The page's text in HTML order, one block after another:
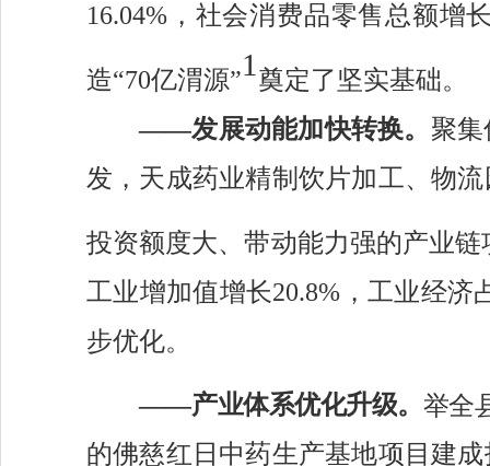
16.04%， 社会消费品零售总额增
造“70亿渭源”1 奠定了坚实基础。
——发展动能加快转换。 聚
发，天成药业精制饮片加工、物
投资额度大、带动能力强的产业链
工业增加值增长20.8%，工业经济
步优化。
——产业体系优化升级。 举全
的佛慈红日中药生产基地项目建